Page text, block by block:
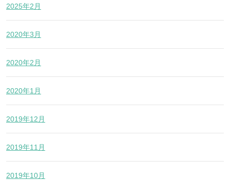
2025年2月
2020年3月
2020年2月
2020年1月
2019年12月
2019年11月
2019年10月